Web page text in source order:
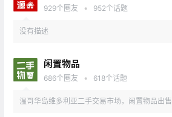
929个圈友 • 952个话题
没有描述
闲置物品
686个圈友 • 618个话题
温哥华岛维多利亚二手交易市场，闲置物品出售